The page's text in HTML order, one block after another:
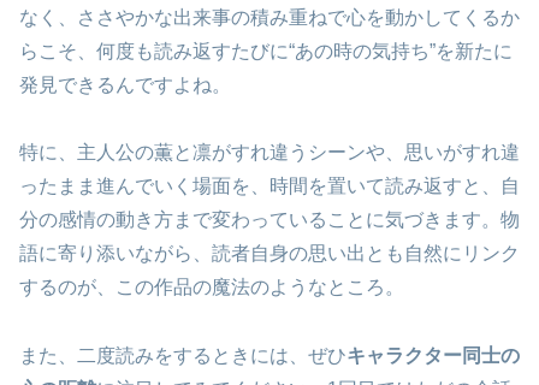
なく、ささやかな出来事の積み重ねで心を動かしてくるか
らこそ、何度も読み返すたびに“あの時の気持ち”を新たに
発見できるんですよね。
特に、主人公の薫と凛がすれ違うシーンや、思いがすれ違
ったまま進んでいく場面を、時間を置いて読み返すと、自
分の感情の動き方まで変わっていることに気づきます。物
語に寄り添いながら、読者自身の思い出とも自然にリンク
するのが、この作品の魔法のようなところ。
また、二度読みをするときには、ぜひキャラクター同士の